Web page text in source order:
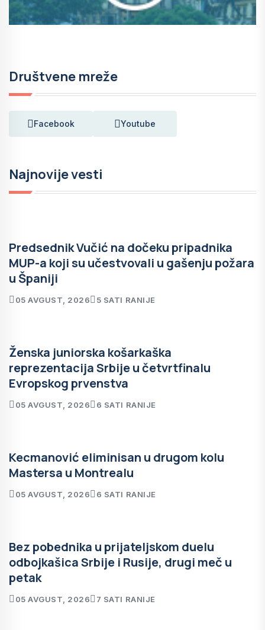
Društvene mreže
Facebook Youtube
Najnovije vesti
Predsednik Vučić na dočeku pripadnika
MUP-a koji su učestvovali u gašenju požara
u Španiji
05 AVGUST, 2026 5 SATI RANIJE
Ženska juniorska košarkaška
reprezentacija Srbije u četvrtfinalu
Evropskog prvenstva
05 AVGUST, 2026 6 SATI RANIJE
Kecmanović eliminisan u drugom kolu
Mastersa u Montrealu
05 AVGUST, 2026 6 SATI RANIJE
Bez pobednika u prijateljskom duelu
odbojkašica Srbije i Rusije, drugi meč u
petak
05 AVGUST, 2026 7 SATI RANIJE